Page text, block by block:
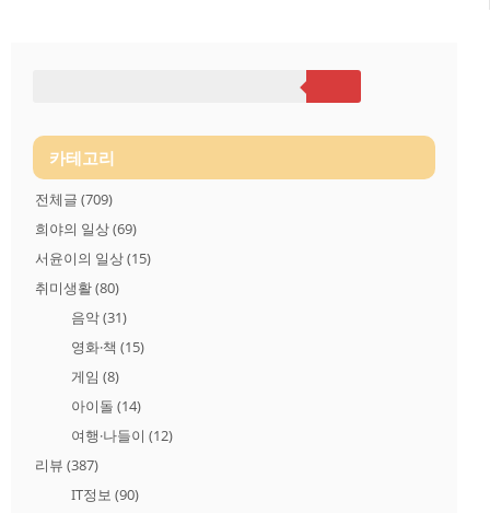
럼 벌어지네요 (쓰레기행) 이 상태에서 살짝살짝 돌리면 어느순
간 자물쇠가 돌아갑니다. ㅎ 살짝살짝 돌리는 방법은 아래 사진
참고하세요 덜컹거려서 보기 어려우실것 같은데...ㅜㅜ 기본적으
카테고리
전체글 (709)
희야의 일상(69)
서윤이의 일상(15)
취미생활(80)
음악(31)
영화·책 (15)
게임 (8)
아이돌 (14)
여행·나들이 (12)
리뷰 (387)
IT정보 (90)